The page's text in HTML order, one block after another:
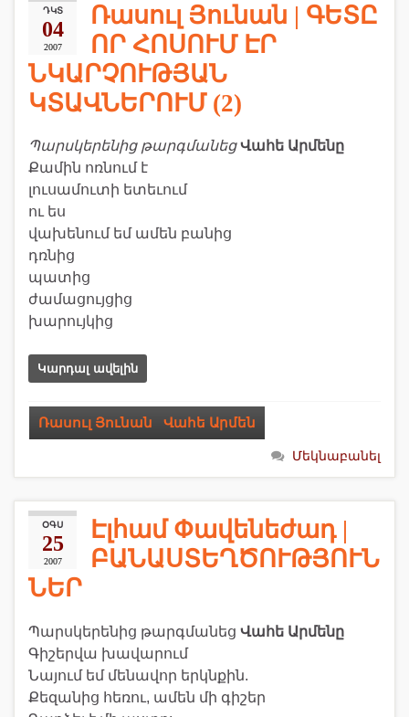
ԴԿՏ
04
2007
Ռասուլ Յունան | ԳԵՏԸ
ՈՐ ՀՈՍՈՒՄ ԷՐ
ՆԿԱՐՉՈՒԹՅԱՆ
ԿՏԱՎՆԵՐՈՒՄ (2)
Պարսկերենից թարգմանեցՎահե Արմենը
Քամին ոռնում է
լուսամուտի ետեւում
ու ես
վախենում եմ ամեն բանից
դռնից
պատից
ժամացույցից
խարույկից
Կարդալ ավելին
Ռասուլ Յունան Վահե Արմեն
Մեկնաբանել
ՕԳՍ
25
2007
Էլհամ Փավենեժադ |
ԲԱՆԱՍՏԵՂԾՈՒԹՅՈՒՆ
ՆԵՐ
Պարսկերենից թարգմանեց Վահե Արմենը
Գիշերվա խավարում
Նայում եմ մենավոր երկնքին.
Քեզանից հեռու, ամեն մի գիշեր